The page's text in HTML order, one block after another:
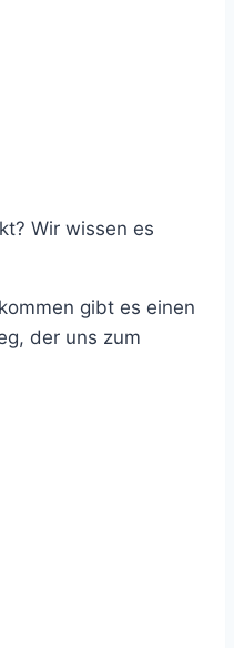
Wir wissen es
gibt es einen
der uns zum